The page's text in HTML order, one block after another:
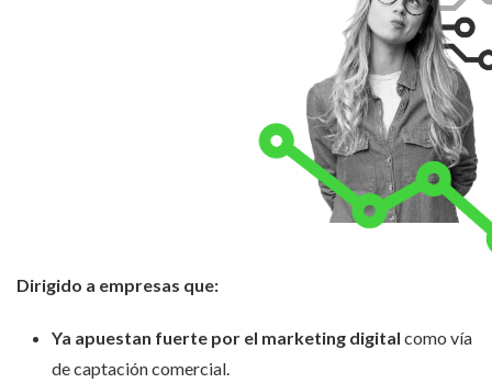
Dirigido a empresas que:
Ya apuestan fuerte por el marketing digital como vía
de captación comercial.